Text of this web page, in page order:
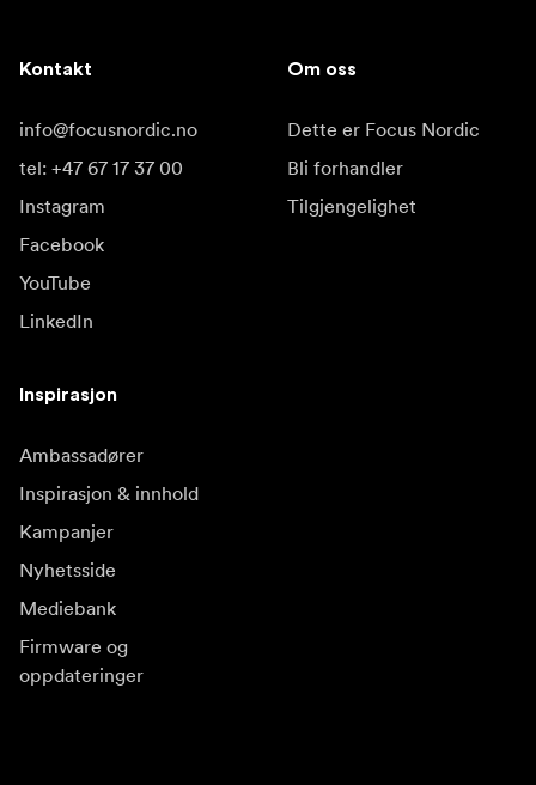
Kontakt
info@focusnordic.no
tel: +47 67 17 37 00
Instagram
Facebook
YouTube
LinkedIn
Om oss
Dette er Focus Nordic
Bli forhandler
Tilgjengelighet
Inspirasjon
Ambassadører
Inspirasjon & innhold
Kampanjer
Nyhetsside
Mediebank
Firmware og
oppdateringer